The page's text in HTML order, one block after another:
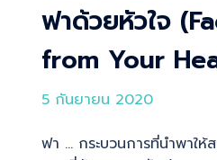
ฟาด้วยหัวใจ
from Your
5 กันยายน 2020
ฟา … กระบวนการที่นำพาใ